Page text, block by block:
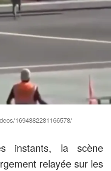
1694882281166578/
instants, la scène
relayée sur les